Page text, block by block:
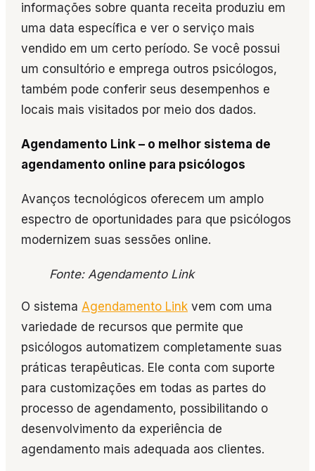
informações sobre quanta receita produziu em
uma data específica e ver o serviço mais
vendido em um certo período. Se você possui
um consultório e emprega outros psicólogos,
também pode conferir seus desempenhos e
locais mais visitados por meio dos dados.
Agendamento Link – o melhor sistema de
agendamento online para psicólogos
Avanços tecnológicos oferecem um amplo
espectro de oportunidades para que psicólogos
modernizem suas sessões online.
Fonte: Agendamento Link
O sistema Agendamento Link vem com uma
variedade de recursos que permite que
psicólogos automatizem completamente suas
práticas terapêuticas. Ele conta com suporte
para customizações em todas as partes do
processo de agendamento, possibilitando o
desenvolvimento da experiência de
agendamento mais adequada aos clientes.